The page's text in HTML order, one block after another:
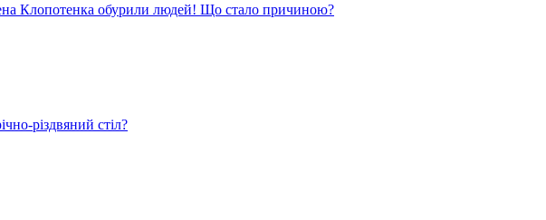
Клопотенка обурили людей! Що стало причиною?
різдвяний стіл?